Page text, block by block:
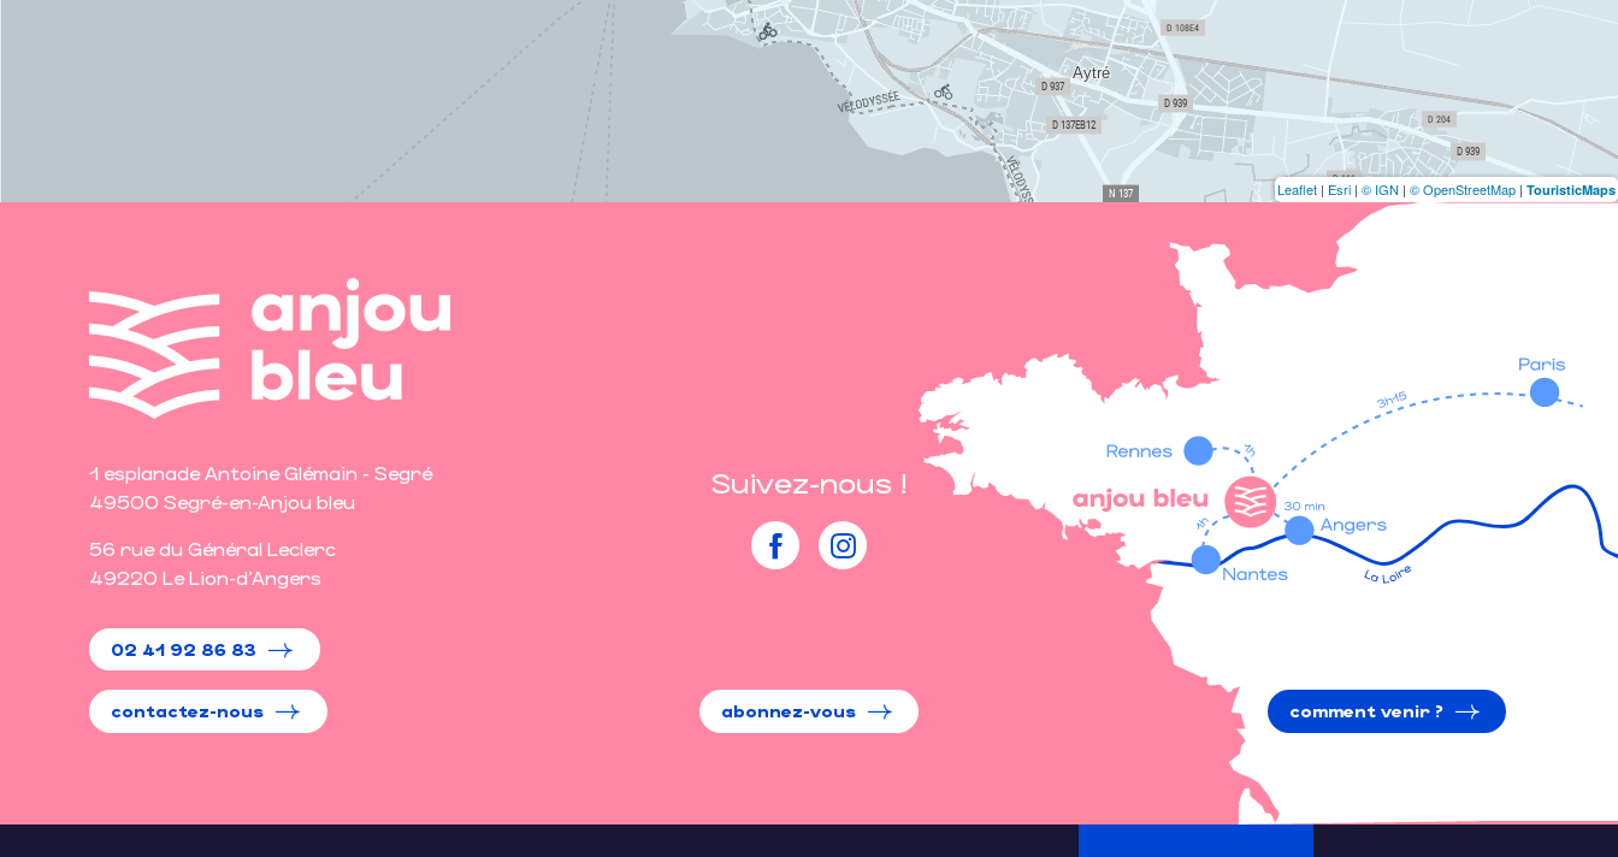
Leaflet | Esri | © IGN | © OpenStreetMap | TouristicMaps
1 esplanade Antoine Glémain - Segré
49500 Segré-en-Anjou bleu
56 rue du Général Leclerc
49220 Le Lion-d'Angers
02 41 92 86 83
contactez-nous
Suivez-nous !
abonnez-vous comment venir ?